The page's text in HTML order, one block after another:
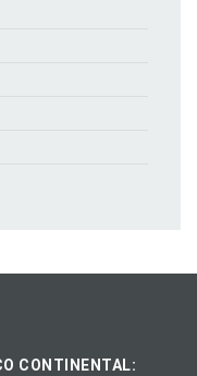
CONTINENTAL: